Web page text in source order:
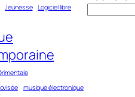
Jeunesse
Logiciel libre
musique électronique